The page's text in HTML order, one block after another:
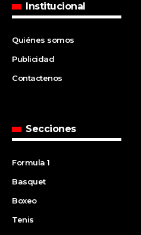
Institucional
Quiénes somos
Publicidad
Contactenos
Secciones
Formula 1
Basquet
Boxeo
Tenis